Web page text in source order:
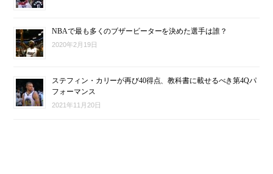
NBAで最も多くのブザービーターを決めた選手は誰？
2020年2月19日
ステフィン・カリーが再び40得点、教科書に載せるべき第4Qパ
フォーマンス
2021年11月20日